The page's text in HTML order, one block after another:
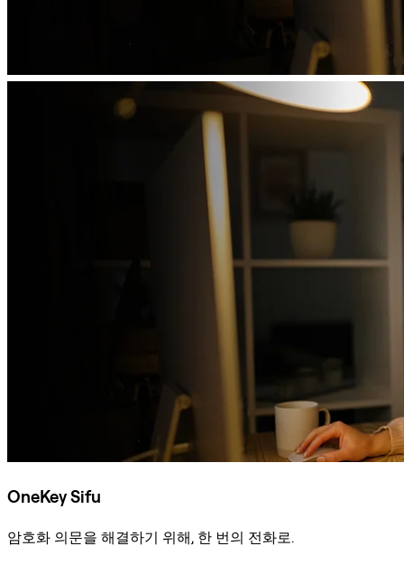
OneKey Sifu
암호화 의문을 해결하기 위해, 한 번의 전화로.